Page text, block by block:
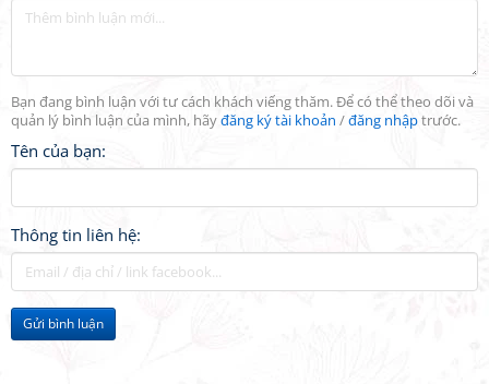
Bạn đang bình luận với tư cách khách viếng thăm. Để có thể theo dõi và
quản lý bình luận của mình, hãyđăng ký tài khoản /đăng nhậptrước.
Tên của bạn:
Thông tin liên hệ:
Gửi bình luận